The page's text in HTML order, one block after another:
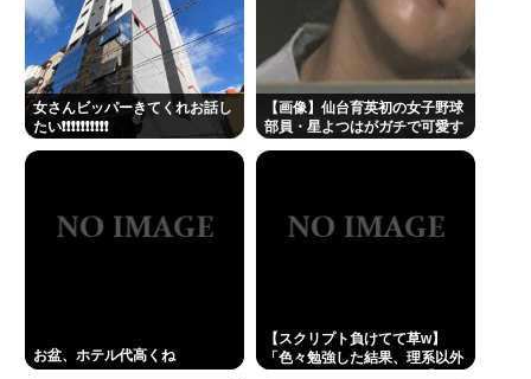
元TBS山本里菜アナ、離婚を報告 4年間の結婚生活は
「宝物」…「話し合いを重ねた結果」決断
Powered by livedoor 相互RSS
女さんビッパーきてくれお話し
たい❗❗❗❗❗❗❗❗❗❗
【画像】仙台育英初の女子野球
部員・星よつはがガチで可愛す
お盆、ホテル代高くね
【スクリプト負けてて草w】
「色々勉強した結果、理系以外